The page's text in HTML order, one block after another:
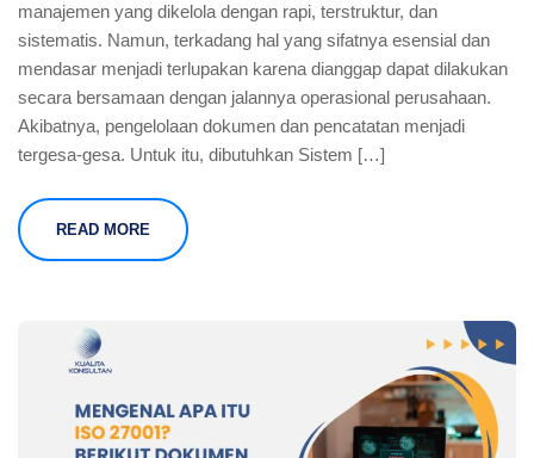
manajemen yang dikelola dengan rapi, terstruktur, dan
sistematis. Namun, terkadang hal yang sifatnya esensial dan
mendasar menjadi terlupakan karena dianggap dapat dilakukan
secara bersamaan dengan jalannya operasional perusahaan.
Akibatnya, pengelolaan dokumen dan pencatatan menjadi
tergesa-gesa. Untuk itu, dibutuhkan Sistem […]
READ MORE